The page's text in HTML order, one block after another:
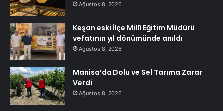
Ağustos 8, 2026
Keşan eski İlçe Millî Eğitim Müdürü
vefatının yıl dönümünde anıldı
Ağustos 8, 2026
Manisa’da Dolu ve Sel Tarıma Zarar
Verdi
Ağustos 8, 2026